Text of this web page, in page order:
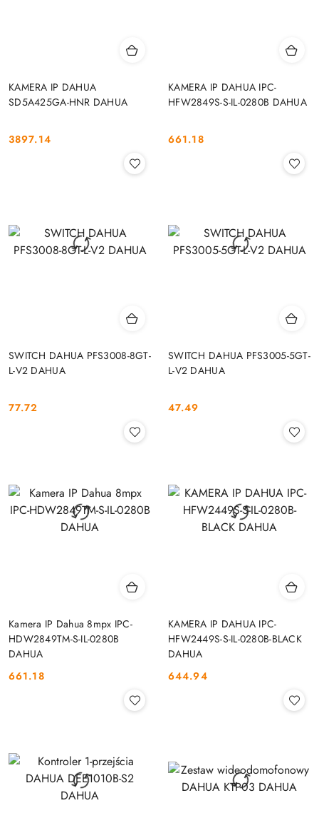
KAMERA IP DAHUA
SD5A425GA-HNR DAHUA
Cena:
3897.14
KAMERA IP DAHUA IPC-
HFW2849S-S-IL-0280B DAHUA
Cena:
661.18
SWITCH DAHUA PFS3008-8GT-
L-V2 DAHUA
Cena:
77.72
SWITCH DAHUA PFS3005-5GT-
L-V2 DAHUA
Cena:
47.49
Kamera IP Dahua 8mpx IPC-
HDW2849TM-S-IL-0280B
DAHUA
Cena:
661.18
KAMERA IP DAHUA IPC-
HFW2449S-S-IL-0280B-BLACK
DAHUA
Cena:
644.94